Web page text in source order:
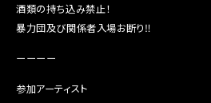
酒類の持ち込み禁止！
暴力団及び関係者入場お断り‼︎
ーーーー
参加アーティスト